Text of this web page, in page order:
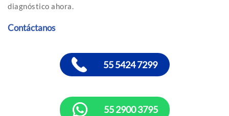
diagnóstico ahora.
Contáctanos
55 5424 7299
55 2900 3795